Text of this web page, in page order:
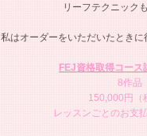
リーフテクニック
私はオーダーをいただいたときに
FEJ資格取得コ
8作品
150,000円（
レッスンごとのお支